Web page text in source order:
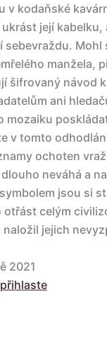
v kodaňské
její
Mohl
manžela,
šifrovaný návod
ani
mozaiku
v tomto
ochoten
neváhá a
jsou si
otřást celým
jejich
2021